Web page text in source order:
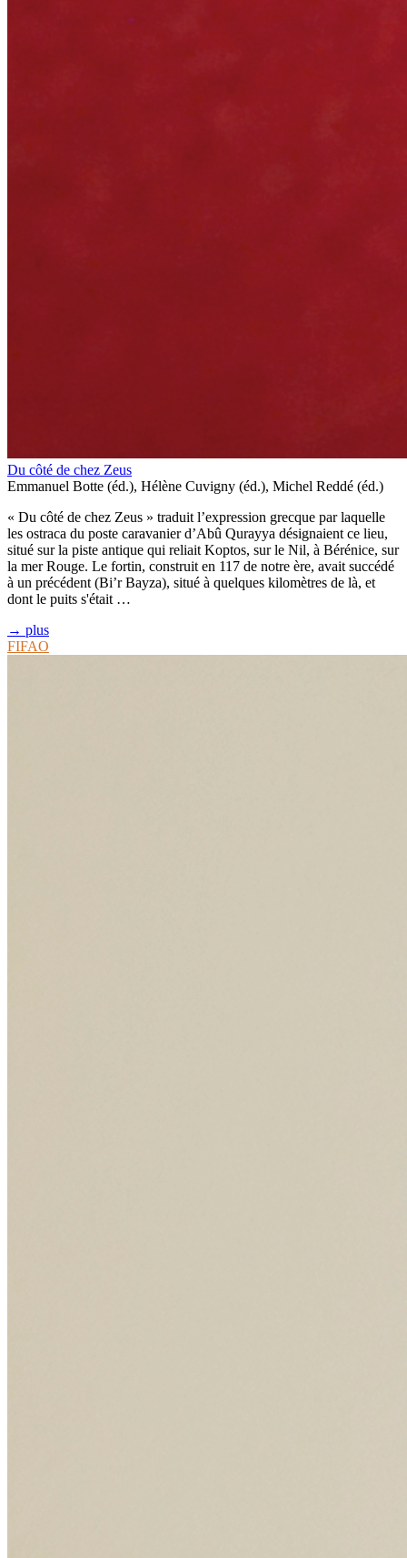
Du côté de chez Zeus
Emmanuel Botte (éd.), Hélène Cuvigny (éd.), Michel Reddé (éd.)
« Du côté de chez Zeus » traduit l’expression grecque par laquelle
les ostraca du poste caravanier d’Abû Qurayya désignaient ce lieu,
situé sur la piste antique qui reliait Koptos, sur le Nil, à Bérénice, sur
la mer Rouge. Le fortin, construit en 117 de notre ère, avait succédé
à un précédent (Bi’r Bayza), situé à quelques kilomètres de là, et
dont le puits s'était …
→ plus
FIFAO